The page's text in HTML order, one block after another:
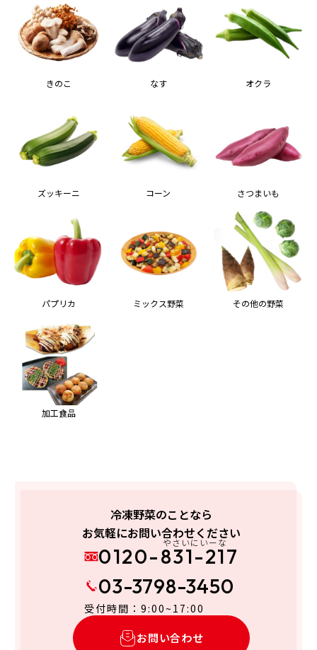
きのこ なす オクラ
ズッキーニ コーン さつまいも
パプリカ ミックス野菜 その他の野菜
加工食品
冷凍野菜のことなら
お気軽にお問い合わせください
0120-831-217
やさいにいーな
03-3798-3450
受付時間：9:00~17:00
お問い合わせ